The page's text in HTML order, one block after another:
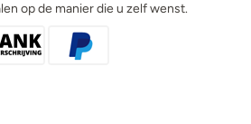
op de manier die u zelf wenst.